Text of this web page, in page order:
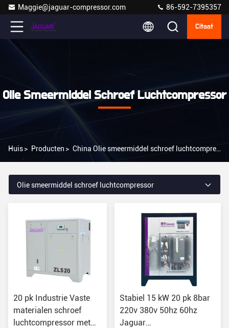
Maggie@jaguar-compressor.com 86-592-7395357
Citaat
Olie Smeermiddel Schroef Luchtcompressor
Huis> Producten > China Olie smeermiddel schroef luchtcompressor
Olie smeermiddel schroef luchtcompressor
20 pk Industrie Vaste
materialen schroef
luchtcompressor met
Stabiel 15 kW 20 pk 8bar
220v 380v 50hz 60hz
Jaguar